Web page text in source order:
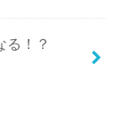
る！？